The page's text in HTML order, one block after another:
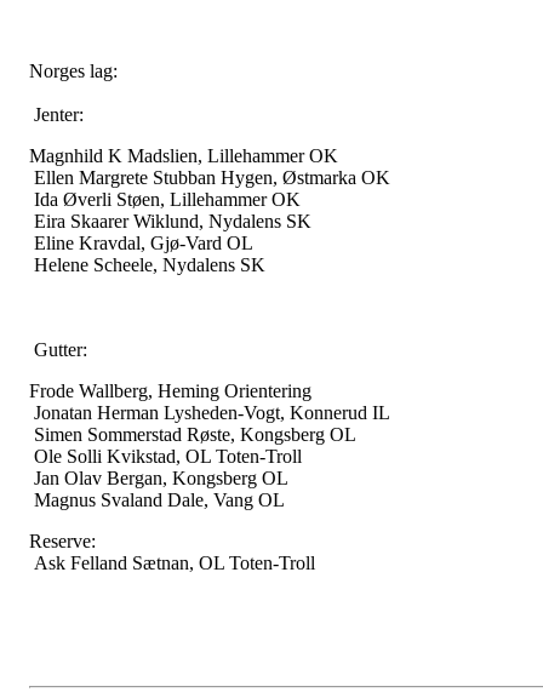
Norges lag:
Jenter:
Magnhild K Madslien, Lillehammer OK
Ellen Margrete Stubban Hygen, Østmarka OK
Ida Øverli Støen, Lillehammer OK
Eira Skaarer Wiklund, Nydalens SK
Eline Kravdal, Gjø-Vard OL
Helene Scheele, Nydalens SK
Gutter:
Frode Wallberg, Heming Orientering
Jonatan Herman Lysheden-Vogt, Konnerud IL
Simen Sommerstad Røste, Kongsberg OL
Ole Solli Kvikstad, OL Toten-Troll
Jan Olav Bergan, Kongsberg OL
Magnus Svaland Dale, Vang OL
Reserve:
Ask Felland Sætnan, OL Toten-Troll